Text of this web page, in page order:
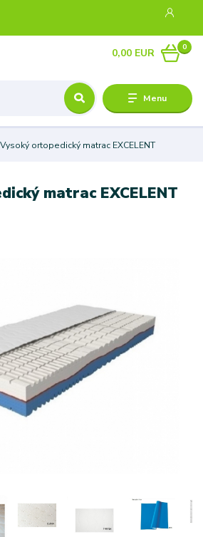
Menu
0
0,00 EUR
Vysoký ortopedický matrac EXCELENT
matrac EXCELENT